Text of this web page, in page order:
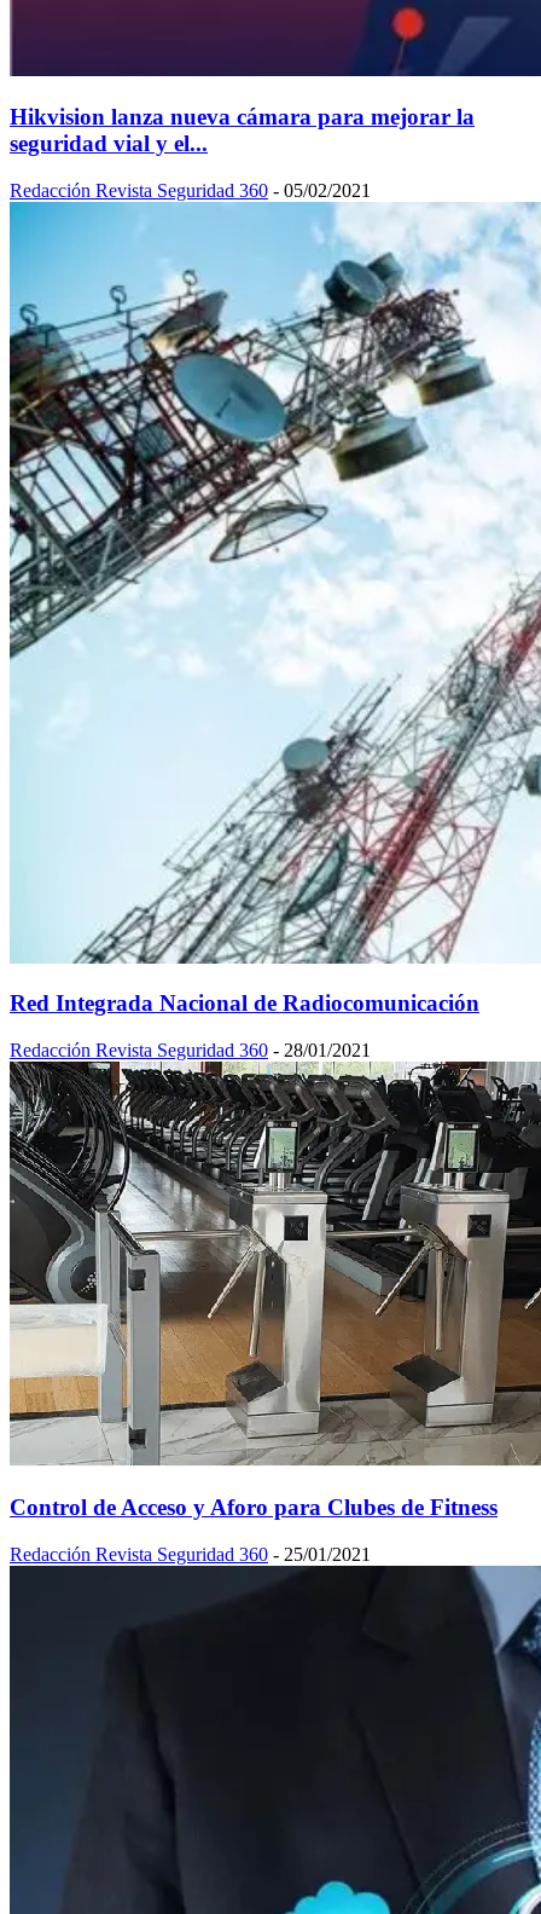
Hikvision lanza nueva cámara para mejorar la
seguridad vial y el...
Redacción Revista Seguridad 360 - 05/02/2021
Red Integrada Nacional de Radiocomunicación
Redacción Revista Seguridad 360 - 28/01/2021
Control de Acceso y Aforo para Clubes de Fitness
Redacción Revista Seguridad 360 - 25/01/2021